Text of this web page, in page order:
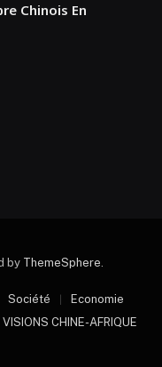
Chinois En
by ThemeSphere.
Société
Economie
VISIONS CHINE-AFRIQUE